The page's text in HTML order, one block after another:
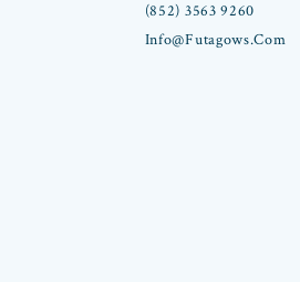
(852) 3563 9260
Info@futagows.com